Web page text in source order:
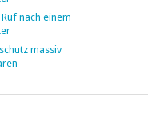
nach einem
massiv